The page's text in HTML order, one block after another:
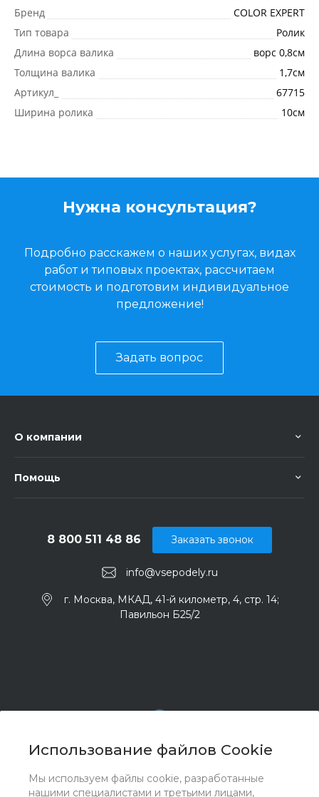
Использование файлов Cookie
Мы используем файлы cookie, разработанные
нашими специалистами и третьими лицами,
Бренд
COLOR EXPERT
Тип товара
Ролик
Длина ворса валика
ворс 0,8см
Толщина валика
1,7см
Артикул_
67715
Ширина ролика
10см
Нужна консультация?
Подробно расскажем о наших услугах, видах
работ и типовых проектах, рассчитаем
стоимость и подготовим индивидуальное
предложение!
Задать вопрос
О компании
Помощь
info@vsepodely.ru
8 800 511 48 86
г. Москва, МКАД, 41-й километр, 4, стр. 14;
Павильон Б25/2
Заказать звонок
© 2017 - 2026 ООО "Комплектстрой 41", Все права